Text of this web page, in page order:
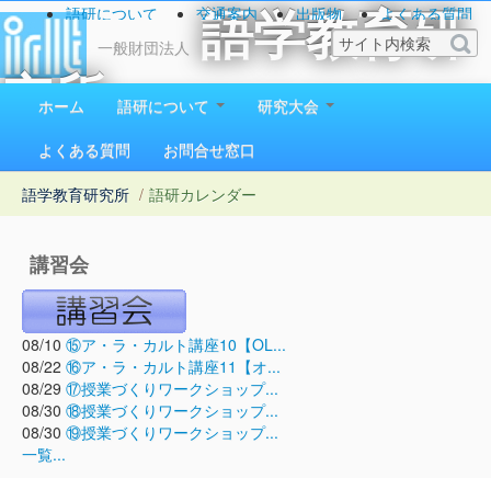
一般財団法人
語学教育研
究所
1923（大正12）年創立
語研について 交通案内 出版物
よくある質問
お問い合わせ
ホーム 語研について
研究大会
よくある質問
お問合せ窓口
語学教育研究所 / 語研カレンダー
講習会
08/10 ⑮ア・ラ・カルト講座10【OL...
08/22 ⑯ア・ラ・カルト講座11【オ...
08/29 ⑰授業づくりワークショップ...
08/30 ⑱授業づくりワークショップ...
08/30 ⑲授業づくりワークショップ...
一覧...